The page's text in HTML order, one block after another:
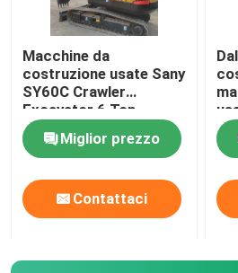
Macchine da
costruzione usate Sany
SY60C Crawler
Excavator 6 Ton
Miglior prezzo
Contattaci